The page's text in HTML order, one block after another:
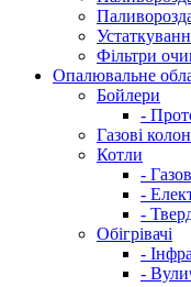
Фільтри
Опалювальне
Бойлери
-
Газові
Котли
-
-
-
Обігрівачі
-
-